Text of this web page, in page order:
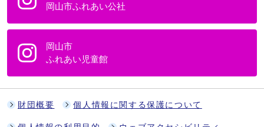
岡山市ふれあい公社
岡山市
ふれあい児童館
財団概要 個人情報に関する保護について